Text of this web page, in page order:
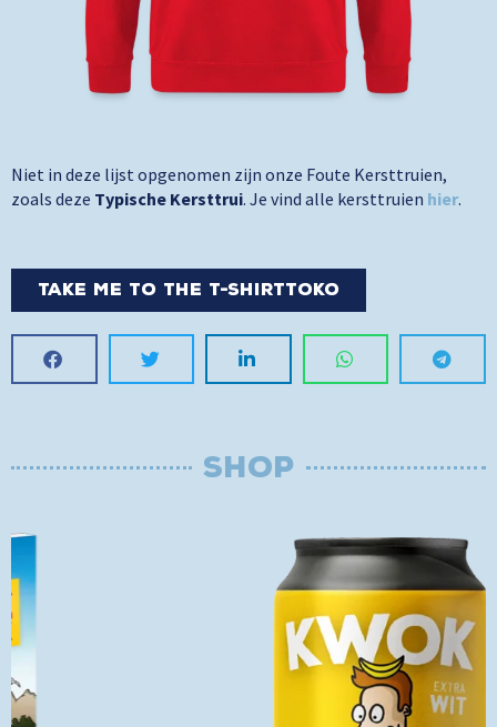
Niet in deze lijst opgenomen zijn onze Foute Kersttruien,
zoals deze Typische Kersttrui. Je vind alle kersttruien hier.
Take me to the t-shirttoko
SHOP